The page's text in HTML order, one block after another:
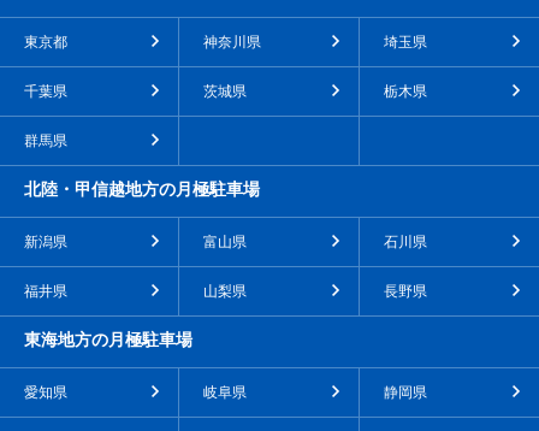
東京都 神奈川県 埼玉県
千葉県 茨城県 栃木県
群馬県
北陸・甲信越地方の月極駐車場
新潟県 富山県 石川県
福井県 山梨県 長野県
東海地方の月極駐車場
愛知県 岐阜県 静岡県